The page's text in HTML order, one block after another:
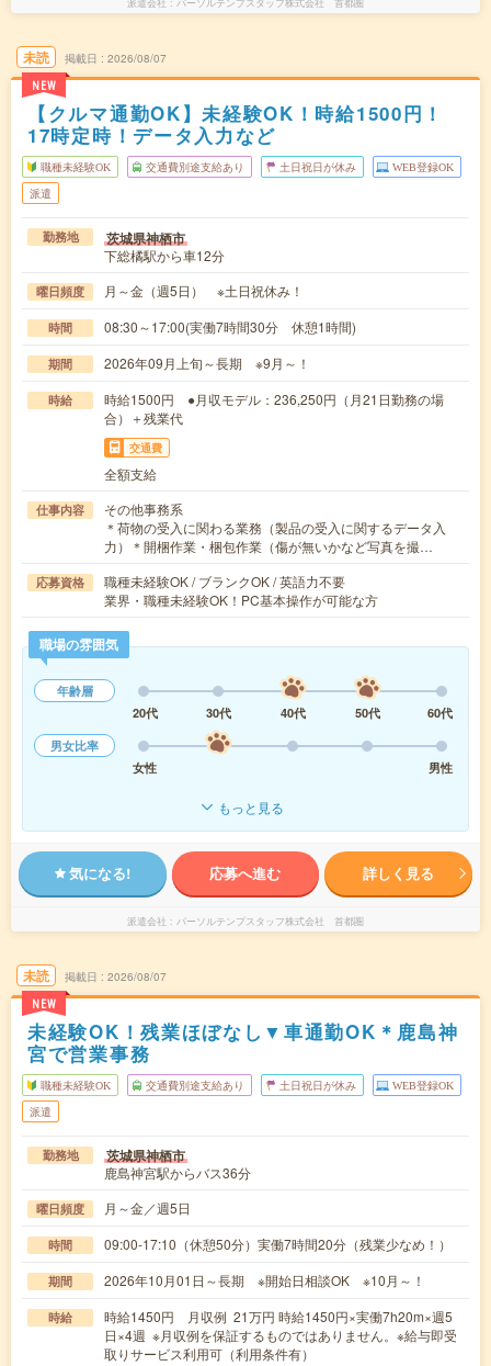
派遣会社 パーソルテンプスタッフ株式会社 首都圏
未読
NEW
掲載日 2026/08/07
【クルマ通勤OK】未経験OK！時給1500円！
17時定時！データ入力など
職種未経験OK 交通費別途支給あり 土日祝日が休み WEB登録OK
派遣
勤務地 茨城県神栖市
下総橘駅から車12分
曜日頻度 月～金（週5日） ※土日祝休み！
時間 08:30～17:00(実働7時間30分 休憩1時間)
期間 2026年09月上旬～長期 ※9月～！
時給
時給1500円 ●月収モデル：236,250円（月21日勤務の場
合）＋残業代
交通費
全額支給
仕事内容
その他事務系
＊荷物の受入に関わる業務（製品の受入に関するデータ入
力）＊開梱作業・梱包作業（傷が無いかなど写真を撮…
応募資格
職種未経験OK / ブランクOK / 英語力不要
業界・職種未経験OK！PC基本操作が可能な方
職場の雰囲気
年齢層
20代
30代 40代 50代
60代
男女比率
女性
男性
もっと見る
気になる! 応募へ進む 詳しく見る
派遣会社 パーソルテンプスタッフ株式会社 首都圏
未読
NEW
掲載日 2026/08/07
未経験OK！残業ほぼなし▼車通勤OK＊鹿島神
宮で営業事務
職種未経験OK 交通費別途支給あり 土日祝日が休み WEB登録OK
派遣
勤務地 茨城県神栖市
鹿島神宮駅からバス36分
曜日頻度 月～金／週5日
時間 09:00-17:10（休憩50分）実働7時間20分（残業少なめ！）
期間 2026年10月01日～長期 ※開始日相談OK ※10月～！
時給
時給1450円 月収例 21万円 時給1450円×実働7h20m×週5
日×4週 ※月収例を保証するものではありません。※給与即受
取りサービス利用可（利用条件有）